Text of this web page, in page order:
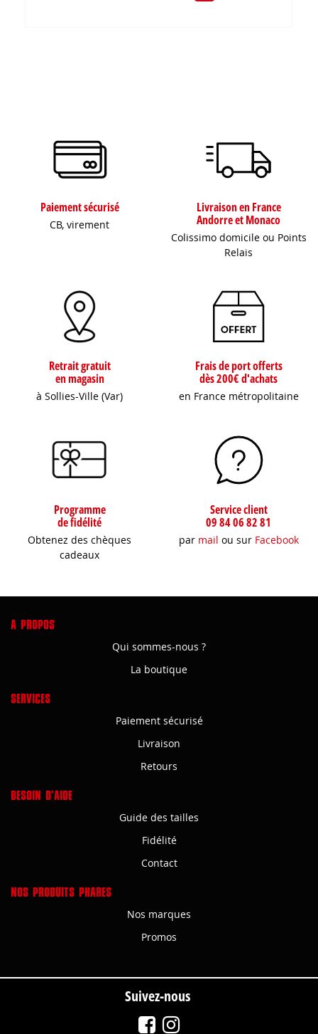
Paiement sécurisé
CB, virement
Livraison en France
Andorre et Monaco
Colissimo domicile ou Points
Relais
Retrait gratuit
en magasin
à Sollies-Ville (Var)
Frais de port offerts
dès 200€ d'achats
en France métropolitaine
Programme
de fidélité
Obtenez des chèques
cadeaux
Service client
09 84 06 82 81
par mail ou sur Facebook
A PROPOS
Qui sommes-nous ?
La boutique
SERVICES
Paiement sécurisé
Livraison
Retours
BESOIN D'AIDE
Guide des tailles
Fidélité
Contact
NOS PRODUITS PHARES
Nos marques
Promos
Suivez-nous